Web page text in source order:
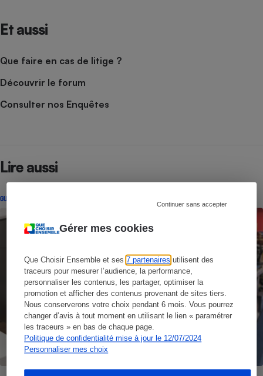
Gérer mes cookies
Que Choisir Ensemble et ses7 partenaires utilisent des
traceurs pour mesurer l’audience, la performance,
personnaliser les contenus, les partager, optimiser la
promotion et afficher des contenus provenant de sites tiers.
Nous conserverons votre choix pendant 6 mois. Vous pourrez
changer d’avis à tout moment en utilisant le lien « paramétrer
les traceurs » en bas de chaque page.
Politique de confidentialité mise à jour le 12/07/2024
Personnaliser mes choix
Continuer sans accepter
Et aussi
Que faire en cas de litige ?
Découvrir le forum
Consulter nos Enquêtes
Lire aussi
GUIDE D'ACHAT